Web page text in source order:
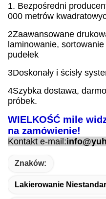
1. Bezpośredni
000 metrów
2Zaawansowane
laminowanie,
pudełek
3Doskonały i ścisły
4Szybka dostawa,
próbek.
WIELKOŚĆ mile
na zamówienie!
Kontakt e-mail:
Znaków:
Lakierowanie